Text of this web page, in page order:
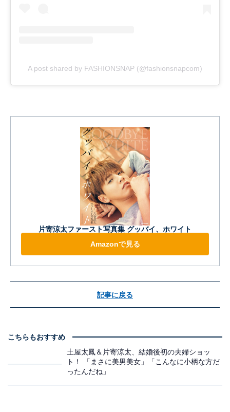
A post shared by FASHIONSNAP (@fashionsnapcom)
片寄涼太ファースト写真集 グッバイ、ホワイト
Amazonで見る
記事に戻る
こちらもおすすめ
土屋太鳳＆片寄涼太、結婚後初の夫婦ショッ
ト！ 「まさに美男美女」「こんなに小柄な方だ
ったんだね」